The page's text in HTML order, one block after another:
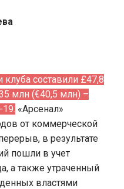
составили £47,8
млн (€40,5 млн) –
19. «Арсенал»
от коммерческой
в результате
пошли в учет
а также утраченный
властями